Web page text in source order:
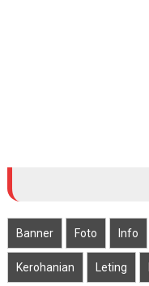
Banner Foto Info
Kerohanian Leting